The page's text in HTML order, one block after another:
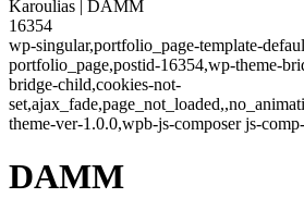
Karoulias | DAMM
16354
wp-singular,portfolio_page-template-
portfolio_page,postid-16354,wp-theme-
bridge-child,cookies-not-
theme-ver-1.0.0,wpb-js-composer js-
DAMM